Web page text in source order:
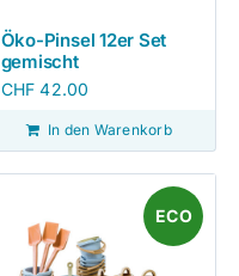
Öko-Pinsel 12er Set
gemischt
CHF 42.00
In den Warenkorb
ECO